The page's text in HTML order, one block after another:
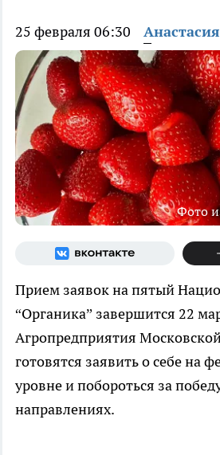
25 февраля 06:30
Фото
Прием заявок на пятый
“Органика” завершится 22
Агропредприятия
готовятся заявить о себе на
уровне и побороться за
направлениях.